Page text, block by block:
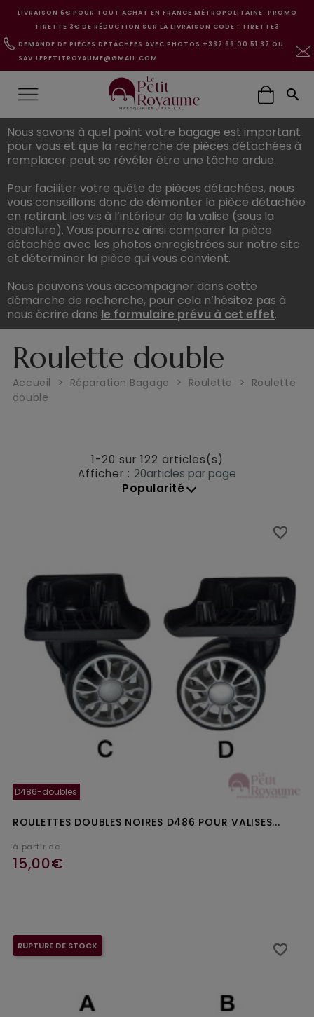
LIVRAISON 6€ POUR TOUT ACHAT EN FRANCE MÉTROPOLITAINE. PROMO
TIRETTE 3€ DE RÉDUCTION SUR LA LIVRAISON CODE : TIRETTE3
DEMANDE DE PIÈCES DÉTACHÉES AVEC PHOTOS +337 66 00 51 37 OU
SAV.LEPETITROYAUME@GMAIL.COM

Nous savons à quel point votre bagage est important
pour vous et que la recherche de pièces détachées à
remplacer peut se révéler être une tâche ardue.
Pour faciliter votre quête de pièces détachées, nous
vous conseillons donc de démonter la pièce détachée
en retirant les vis à l’intérieur de la valise (sous la
doublure). Vous pourrez ainsi comparer la pièce
détachée avec les photos enregistrées sur notre site
et déterminer la pièce qui vous convient.
Nous pouvons vous accompagner dans cette
démarche de recherche, pour cela n’hésitez pas à
nous écrire dans le formulaire prévu à cet effet.
Roulette double
Accueil Réparation Bagage Roulette
Roulette
double
1-20 sur 122 articles(s)
Afficher : 20articles par page
Popularité
D486-doubles
ROULETTES DOUBLES NOIRES D486 POUR VALISES...
à partir de
15,00€
favorite_border
favorite_border
RUPTURE DE STOCK favorite_border
favorite_border